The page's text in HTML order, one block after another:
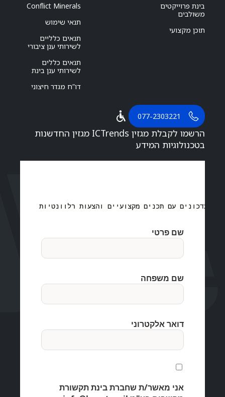
בינת פרוייקטים
משולבים
תוכן מקצועי
Conflict Minerals
תנאי שימוש
תנאים כלליים
לשירותי ענן ציבורי
תנאים כללים
לשירותי ענן בינת
דו”ח מגדר חיצוני
077-2303221
הרשמו לקבלת מגזין ICTrends מגזין החדשנות
בטכנולוגיות המידע